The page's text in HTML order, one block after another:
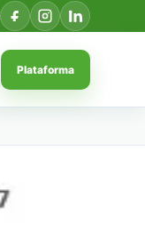
Plataforma